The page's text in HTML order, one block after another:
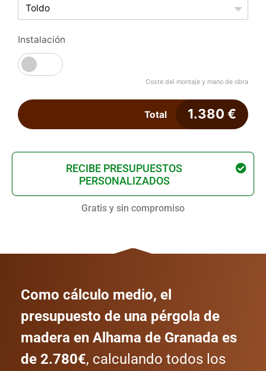
Toldo
Instalación
Coste del montaje y mano de obra
Total 1.380 €
RECIBE PRESUPUESTOS
PERSONALIZADOS
Gratis y sin compromiso
Como cálculo medio, el
presupuesto de una pérgola de
madera en Alhama de Granada es
de 2.780€, calculando todos los